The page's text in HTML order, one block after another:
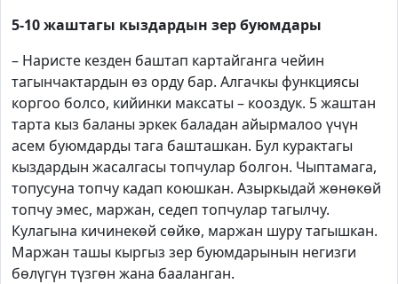
5-10 жаштагы кыздардын зер буюмдары
– Наристе кезден баштап картайганга чейин
тагынчактардын өз орду бар. Алгачкы функциясы
коргоо болсо, кийинки максаты – кооздук. 5 жаштан
тарта кыз баланы эркек баладан айырмалоо үчүн
асем буюмдарды тага башташкан. Бул курактагы
кыздардын жасалгасы топчулар болгон. Чыптамага,
топусуна топчу кадап коюшкан. Азыркыдай жөнөкөй
топчу эмес, маржан, седеп топчулар тагылчу.
Кулагына кичинекөй сөйкө, маржан шуру тагышкан.
Маржан ташы кыргыз зер буюмдарынын негизги
бөлүгүн түзгөн жана бааланган.